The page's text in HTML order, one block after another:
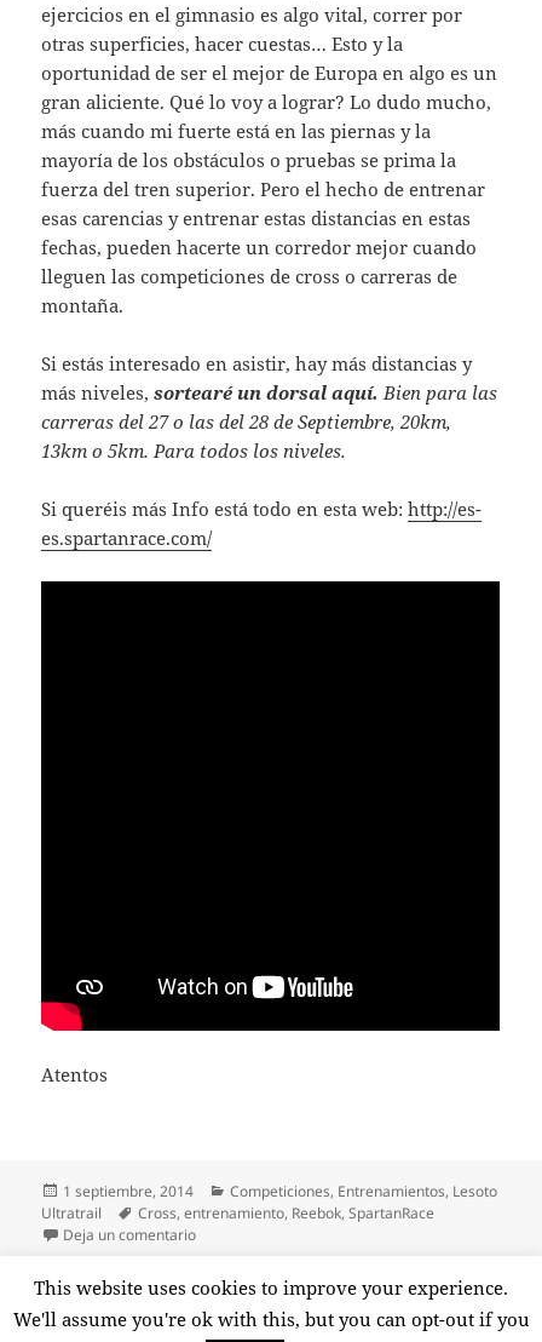
ejercicios en el gimnasio es algo vital, correr por
otras superficies, hacer cuestas… Esto y la
oportunidad de ser el mejor de Europa en algo es un
gran aliciente. Qué lo voy a lograr? Lo dudo mucho,
más cuando mi fuerte está en las piernas y la
mayoría de los obstáculos o pruebas se prima la
fuerza del tren superior. Pero el hecho de entrenar
esas carencias y entrenar estas distancias en estas
fechas, pueden hacerte un corredor mejor cuando
lleguen las competiciones de cross o carreras de
montaña.
Si estás interesado en asistir, hay más distancias y
más niveles,sortearé un dorsal aquí.Bien para las
carreras del 27 o las del 28 de Septiembre, 20km,
13km o 5km. Para todos los niveles.
Si queréis más Info está todo en esta web:http://es-
es.spartanrace.com/
Atentos
Publicado
el
1 septiembre, 2014 Categorías
Competiciones, Entrenamientos, Lesoto
Ultratrail
Etiquetas
Cross,entrenamiento, Reebok,SpartanRace
Deja un comentarioen Nuevo reto: Reebok Spartan Race Beast,
Paginación
de
PÁGINA1
This website uses cookies to improve your experience.
We'll assume you're ok with this, but you can opt-out if you